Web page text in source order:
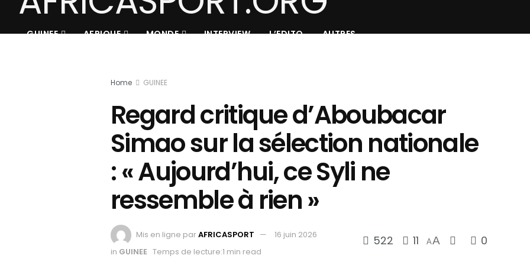
GUINEE AFRIQUE MONDE INTERVIEW L’EDITO AUTRES
Home GUINEE
Regard critique d’Aboubacar
Simao sur la sélection nationale
: « Aujourd’hui, ce Syli ne
ressemble à rien »
Mis en ligne parAFRICASPORT
16 juin 2026
in GUINEE Temps de lecture:1 min read
522 11 AA 0